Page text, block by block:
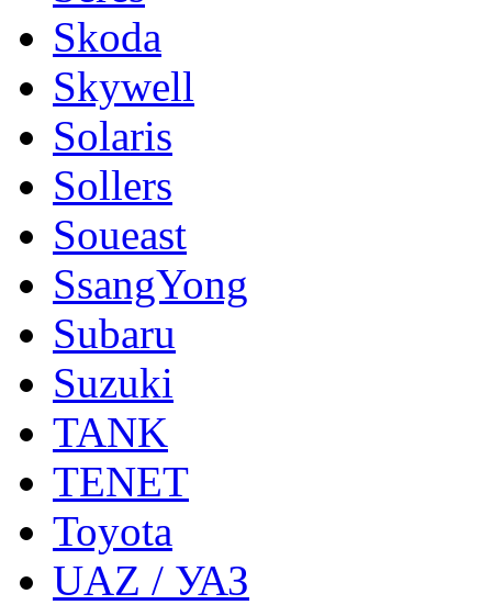
Skoda
Skywell
Solaris
Sollers
Soueast
SsangYong
Subaru
Suzuki
TANK
TENET
Toyota
UAZ / УАЗ